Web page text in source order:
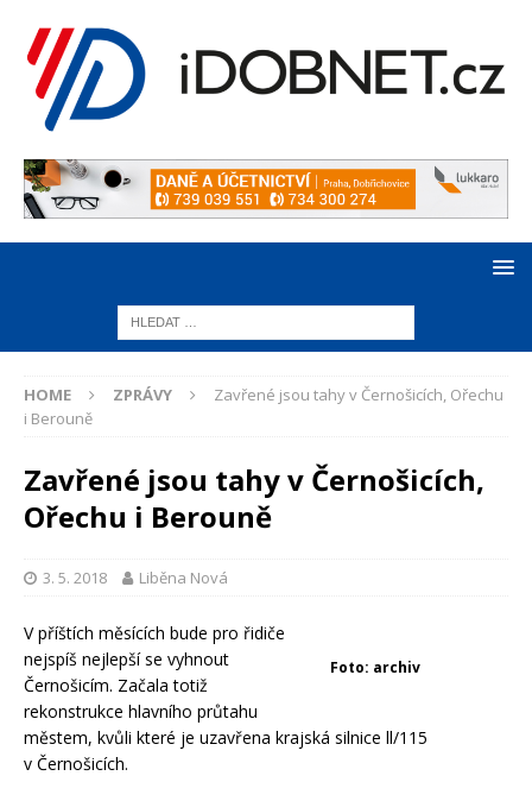
HOME ZPRÁVY
Zavřené jsou tahy v Černošicích, Ořechu
i Berouně
Zavřené jsou tahy v Černošicích,
Ořechu i Berouně
3. 5. 2018 Liběna Nová
Foto: archiv
V příštích měsících bude pro řidiče
nejspíš nejlepší se vyhnout
Černošicím. Začala totiž
rekonstrukce hlavního průtahu
městem, kvůli které je uzavřena krajská silnice ll/115
v Černošicích.